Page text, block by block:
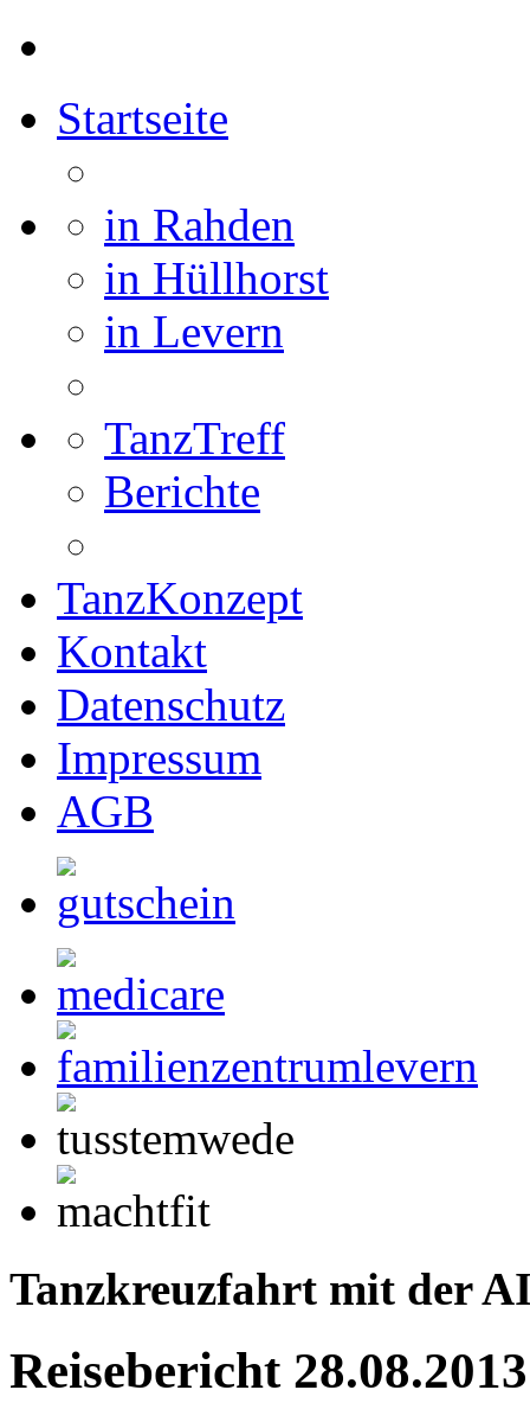
Startseite
in Rahden
in Hüllhorst
in Levern
TanzTreff
Berichte
TanzKonzept
Kontakt
Datenschutz
Impressum
AGB
Tanzkreuzfahrt mit der
Reisebericht